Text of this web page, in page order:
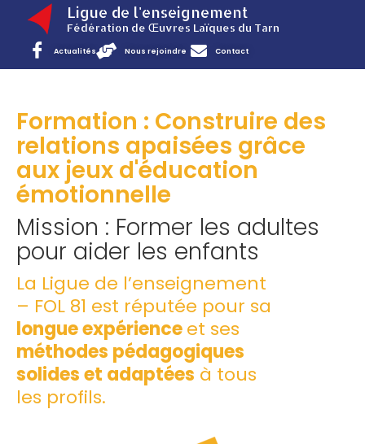
Ligue de l'enseignement
Fédération de Œuvres Laïques du Tarn
Actualités Nous rejoindre Contact
Formation : Construire des
relations apaisées grâce
aux jeux d'éducation
émotionnelle
Mission : Former les adultes
pour aider les enfants
La Ligue de l’enseignement
– FOL 81 est réputée pour sa
longue expérienceet ses
méthodes pédagogiques
solides et adaptées à tous
les profils.